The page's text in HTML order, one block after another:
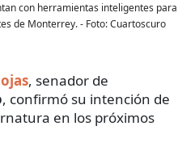
con herramientas inteligentes para
de Monterrey.- Foto:Cuartoscuro
, senador de
, confirmó su intención de
en los próximos